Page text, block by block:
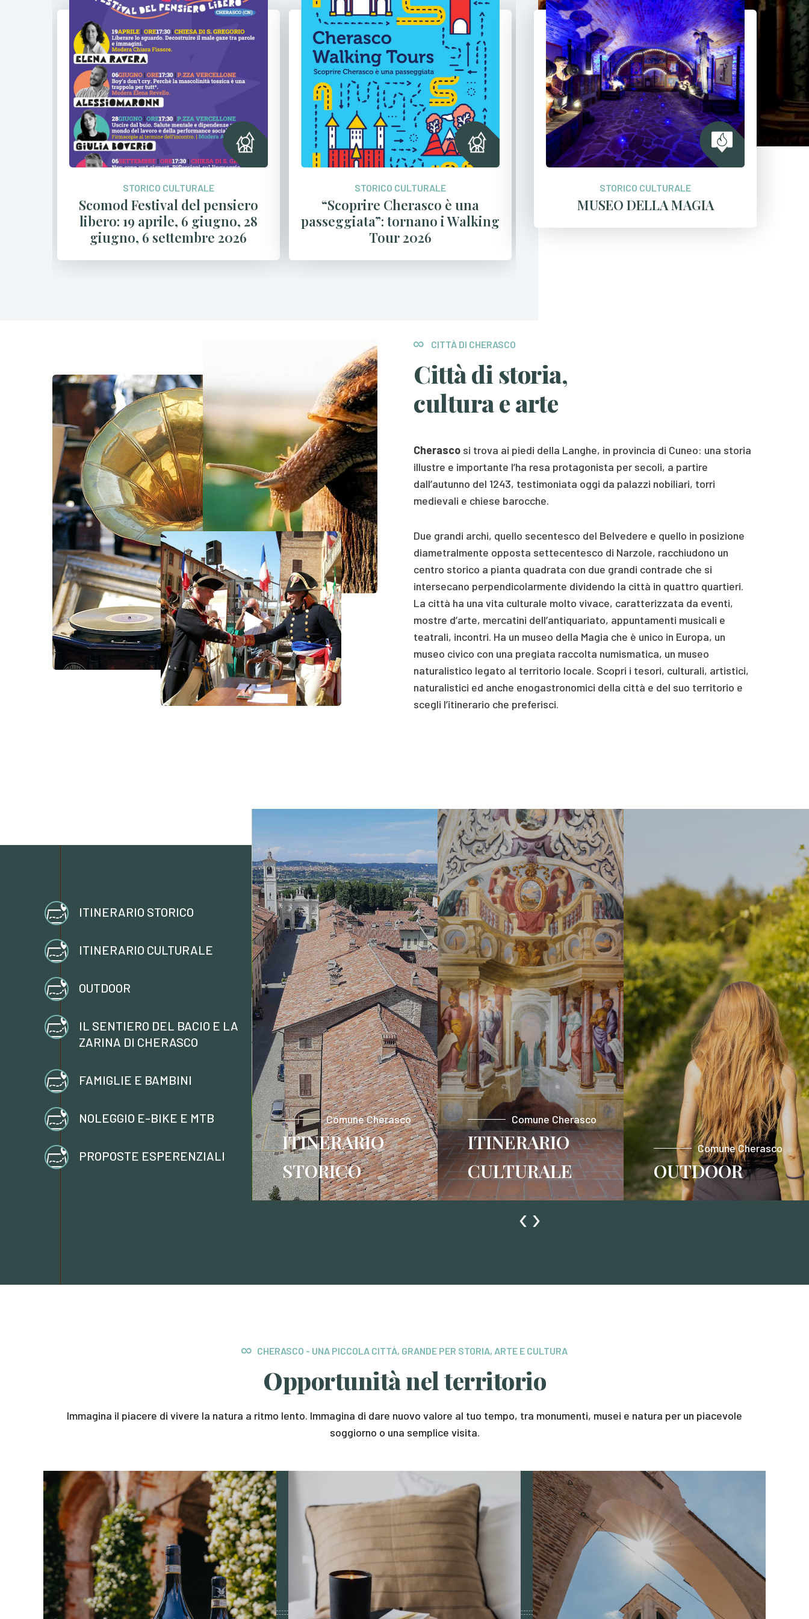
STORICO CULTURALE
“Scoprire Cherasco è una
passeggiata”: tornano i Walking
Tour 2026
STORICO CULTURALE
Mercati dell’antiquariato di
Cherasco – anno 2026
STORICO CULTURALE
MUSEO DELLA MAGIA
CITTÀ DI CHERASCO
Città di storia,
cultura e arte
Cherasco si trova ai piedi della Langhe, in provincia di Cuneo: una storia
illustre e importante l’ha resa protagonista per secoli, a partire
dall’autunno del 1243, testimoniata oggi da palazzi nobiliari, torri
medievali e chiese barocche.
Due grandi archi, quello secentesco del Belvedere e quello in posizione
diametralmente opposta settecentesco di Narzole, racchiudono un
centro storico a pianta quadrata con due grandi contrade che si
intersecano perpendicolarmente dividendo la città in quattro quartieri.
La città ha una vita culturale molto vivace, caratterizzata da eventi,
mostre d’arte, mercatini dell’antiquariato, appuntamenti musicali e
teatrali, incontri. Ha un museo della Magia che è unico in Europa, un
museo civico con una pregiata raccolta numismatica, un museo
naturalistico legato al territorio locale. Scopri i tesori, culturali, artistici,
naturalistici ed anche enogastronomici della città e del suo territorio e
scegli l’itinerario che preferisci.
ITINERARIO STORICO
ITINERARIO CULTURALE
OUTDOOR
IL SENTIERO DEL BACIO E LA
ZARINA DI CHERASCO
FAMIGLIE E BAMBINI
NOLEGGIO E-BIKE E MTB
PROPOSTE ESPERENZIALI
Comune Cherasco Comune Cherasco
ITINERARIO
STORICO
Comune Cherasco
ITINERARIO
CULTURALE
Comune Cherasco
OUTDOOR
‹›
CHERASCO - UNA PICCOLA CITTÀ, GRANDE PER STORIA, ARTE E CULTURA
Opportunità nel territorio
Immagina il piacere di vivere la natura a ritmo lento. Immagina di dare nuovo valore al tuo tempo, tra monumenti, musei e natura per un piacevole
soggiorno o una semplice visita.